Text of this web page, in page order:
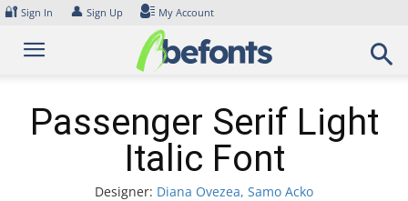
Skip
content
🔐 Sign In 👤 Sign Up My Account
Passenger Serif Light
Italic Font
Designer: Diana Ovezea, Samo Acko